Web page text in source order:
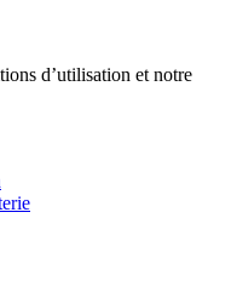
d’utilisation et notre